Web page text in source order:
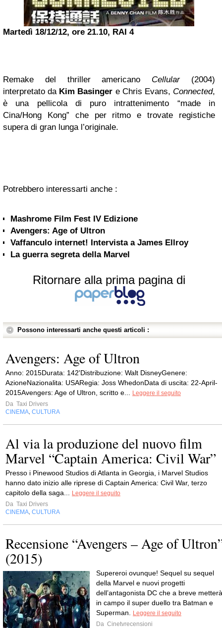
Martedì 18/12/12, ore 21.10, RAI 4
Remake del thriller americano Cellular (2004)
interpretato da Kim Basinger e Chris Evans, Connected,
è una pellicola di puro intrattenimento “made in
Cina/Hong Kong” che per ritmo e trovate registiche
supera di gran lunga l’originale.
Potrebbero interessarti anche :
Mashrome Film Fest IV Edizione
Avengers: Age of Ultron
Vaffanculo internet! Intervista a James Ellroy
La guerra segreta della Marvel
Ritornare alla prima pagina di
Possono interessarti anche questi articoli :
Avengers: Age of Ultron
Anno: 2015Durata: 142'Distribuzione: Walt DisneyGenere:
AzioneNazionalita: USARegia: Joss WhedonData di uscita: 22-April-
2015Avengers: Age of Ultron, scritto e...
Leggere il seguito
Da Taxi Drivers
CINEMA CULTURA
Al via la produzione del nuovo film
Marvel “Captain America: Civil War”
Presso i Pinewood Studios di Atlanta in Georgia, i Marvel Studios
hanno dato inizio alle riprese di Captain America: Civil War, terzo
capitolo della saga...
Leggere il seguito
Da Taxi Drivers
CINEMA CULTURA
Recensione “Avengers – Age of
(2015)
Supereroi ovunque! Sequel su sequel
della Marvel e nuovi progetti
dell’antagonista DC che a breve metterà
in campo il super duello tra Batman e
Superman.
Leggere il seguito
Da Cinetvrecensioni